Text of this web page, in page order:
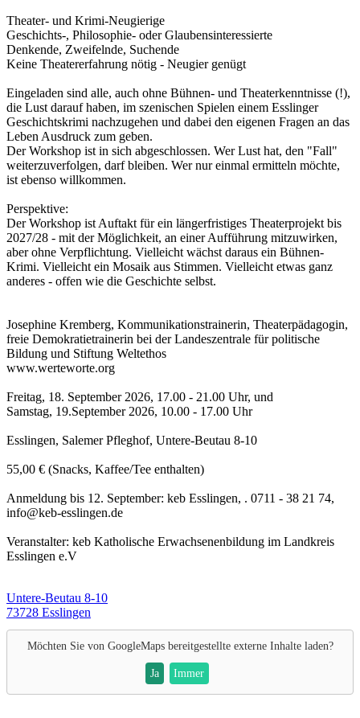
Theater- und Krimi-Neugierige
Geschichts-, Philosophie- oder Glaubensinteressierte
Denkende, Zweifelnde, Suchende
Keine Theatererfahrung nötig - Neugier genügt
Eingeladen sind alle, auch ohne Bühnen- und Theaterkenntnisse (!),
die Lust darauf haben, im szenischen Spielen einem Esslinger
Geschichtskrimi nachzugehen und dabei den eigenen Fragen an das
Leben Ausdruck zum geben.
Der Workshop ist in sich abgeschlossen. Wer Lust hat, den "Fall"
weiterzuverfolgen, darf bleiben. Wer nur einmal ermitteln möchte,
ist ebenso willkommen.
Perspektive:
Der Workshop ist Auftakt für ein längerfristiges Theaterprojekt bis
2027/28 - mit der Möglichkeit, an einer Aufführung mitzuwirken,
aber ohne Verpflichtung. Vielleicht wächst daraus ein Bühnen-
Krimi. Vielleicht ein Mosaik aus Stimmen. Vielleicht etwas ganz
anderes - offen wie die Geschichte selbst.
Josephine Kremberg, Kommunikationstrainerin, Theaterpädagogin,
freie Demokratietrainerin bei der Landeszentrale für politische
Bildung und Stiftung Weltethos
www.werteworte.org
Freitag, 18. September 2026, 17.00 - 21.00 Uhr, und
Samstag, 19.September 2026, 10.00 - 17.00 Uhr
Esslingen, Salemer Pfleghof, Untere-Beutau 8-10
55,00 € (Snacks, Kaffee/Tee enthalten)
Anmeldung bis 12. September: keb Esslingen, . 0711 - 38 21 74,
info@keb-esslingen.de
Veranstalter: keb Katholische Erwachsenenbildung im Landkreis
Esslingen e.V
Untere-Beutau 8-10
73728 Esslingen
Möchten Sie von GoogleMapsbereitgestellte externe Inhalte laden?
Ja Immer